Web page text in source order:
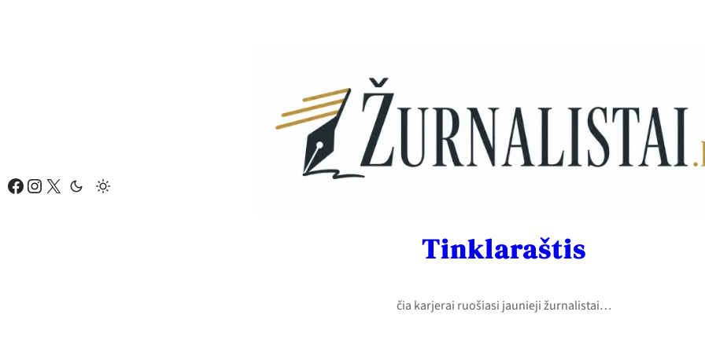
Facebook Instagram X
Tinklaraštis
čia karjerai ruošiasi jaunieji žurnalistai…